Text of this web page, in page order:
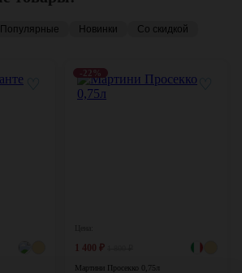
Популярные Новинки Со скидкой
-22%
1 400 ₽
Мартини Просекко 0,75л